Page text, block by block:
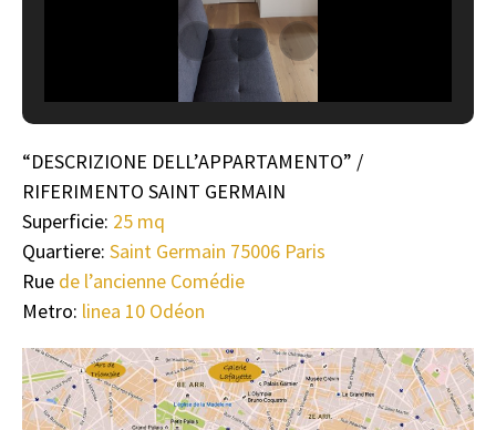
“DESCRIZIONE DELL’APPARTAMENTO” /
RIFERIMENTO SAINT GERMAIN
Superficie: 25 mq
Quartiere: Saint Germain 75006 Paris
Rue de l’ancienne Comédie
Metro: linea 10 Odéon